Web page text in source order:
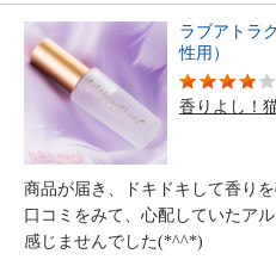
ラブアトラ
性用）
香りよし！
商品が届き、ドキドキして香りを
口コミをみて、心配していたア
感じませんでした(*^^*)